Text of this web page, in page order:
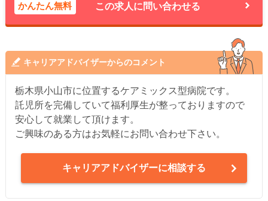
かんたん無料 この求人に問い合わせる
キャリアアドバイザーからのコメント
栃木県小山市に位置するケアミックス型病院です。
託児所を完備していて福利厚生が整っておりますので
安心して就業して頂けます。
ご興味のある方はお気軽にお問い合わせ下さい。
キャリアアドバイザーに相談する